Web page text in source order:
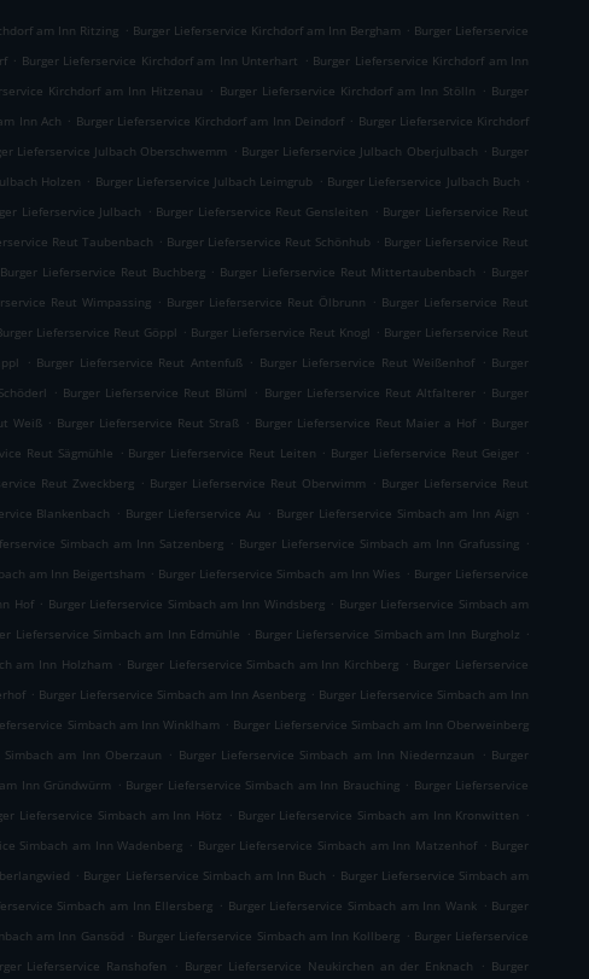
am Inn Ritzing . Burger Lieferservice Kirchdorf am Inn Bergham . Burger Lieferservice
. Burger Lieferservice Kirchdorf am Inn Unterhart . Burger Lieferservice Kirchdorf am Inn
Kirchdorf am Inn Hitzenau . Burger Lieferservice Kirchdorf am Inn Stölln . Burger
Inn Ach . Burger Lieferservice Kirchdorf am Inn Deindorf . Burger Lieferservice Kirchdorf
Lieferservice Julbach Oberschwemm . Burger Lieferservice Julbach Oberjulbach . Burger
Holzen . Burger Lieferservice Julbach Leimgrub . Burger Lieferservice Julbach Buch .
Lieferservice Julbach . Burger Lieferservice Reut Gensleiten . Burger Lieferservice Reut
Reut Taubenbach . Burger Lieferservice Reut Schönhub . Burger Lieferservice Reut
Burger Lieferservice Reut Buchberg . Burger Lieferservice Reut Mittertaubenbach . Burger
Reut Wimpassing . Burger Lieferservice Reut Ölbrunn . Burger Lieferservice Reut
Lieferservice Reut Göppl . Burger Lieferservice Reut Knogl . Burger Lieferservice Reut
. Burger Lieferservice Reut Antenfuß . Burger Lieferservice Reut Weißenhof . Burger
. Burger Lieferservice Reut Blüml . Burger Lieferservice Reut Altfalterer . Burger
Weiß . Burger Lieferservice Reut Straß . Burger Lieferservice Reut Maier a Hof . Burger
Reut Sägmühle . Burger Lieferservice Reut Leiten . Burger Lieferservice Reut Geiger .
Reut Zweckberg . Burger Lieferservice Reut Oberwimm . Burger Lieferservice Reut
Blankenbach . Burger Lieferservice Au . Burger Lieferservice Simbach am Inn Aign .
Simbach am Inn Satzenberg . Burger Lieferservice Simbach am Inn Grafussing .
am Inn Beigertsham . Burger Lieferservice Simbach am Inn Wies . Burger Lieferservice
Hof . Burger Lieferservice Simbach am Inn Windsberg . Burger Lieferservice Simbach am
Lieferservice Simbach am Inn Edmühle . Burger Lieferservice Simbach am Inn Burgholz .
am Inn Holzham . Burger Lieferservice Simbach am Inn Kirchberg . Burger Lieferservice
. Burger Lieferservice Simbach am Inn Asenberg . Burger Lieferservice Simbach am Inn
Simbach am Inn Winklham . Burger Lieferservice Simbach am Inn Oberweinberg
am Inn Oberzaun . Burger Lieferservice Simbach am Inn Niedernzaun . Burger
Inn Gründwürm . Burger Lieferservice Simbach am Inn Brauching . Burger Lieferservice
Lieferservice Simbach am Inn Hötz . Burger Lieferservice Simbach am Inn Kronwitten .
Simbach am Inn Wadenberg . Burger Lieferservice Simbach am Inn Matzenhof . Burger
. Burger Lieferservice Simbach am Inn Buch . Burger Lieferservice Simbach am
Simbach am Inn Ellersberg . Burger Lieferservice Simbach am Inn Wank . Burger
am Inn Gansöd . Burger Lieferservice Simbach am Inn Kollberg . Burger Lieferservice
Lieferservice Ranshofen . Burger Lieferservice Neukirchen an der Enknach . Burger